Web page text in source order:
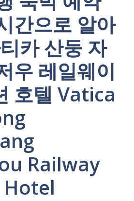
간으로 알아
카 산둥 자
우 레일웨이
호텔 Vatica
Railway